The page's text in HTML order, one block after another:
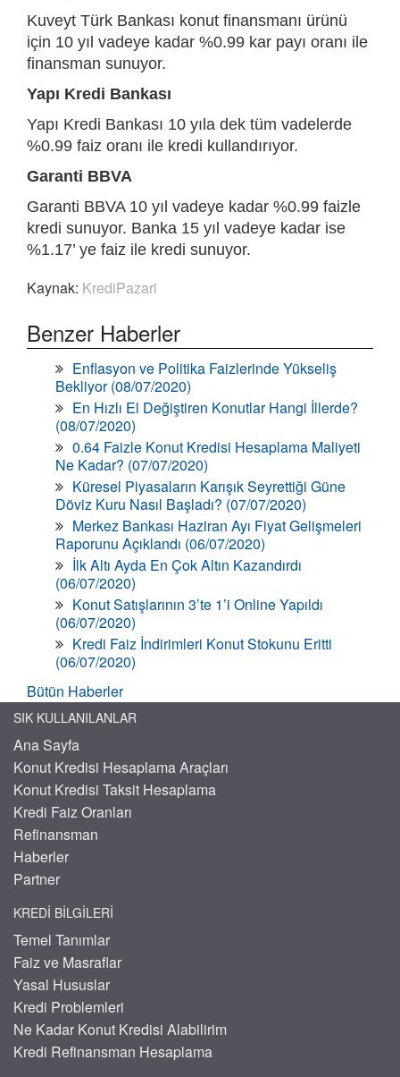
Kuveyt Türk Bankası konut finansmanı ürünü
için 10 yıl vadeye kadar %0.99 kar payı oranı ile
finansman sunuyor.
Yapı Kredi Bankası
Yapı Kredi Bankası 10 yıla dek tüm vadelerde
%0.99 faiz oranı ile kredi kullandırıyor.
Garanti BBVA
Garanti BBVA 10 yıl vadeye kadar %0.99 faizle
kredi sunuyor. Banka 15 yıl vadeye kadar ise
%1.17’ ye faiz ile kredi sunuyor.
Kaynak: KrediPazari
Benzer Haberler
Enflasyon ve Politika Faizlerinde Yükseliş
Bekliyor (08/07/2020)
En Hızlı El Değiştiren Konutlar Hangi İllerde?
(08/07/2020)
0.64 Faizle Konut Kredisi Hesaplama Maliyeti
Ne Kadar? (07/07/2020)
Küresel Piyasaların Karışık Seyrettiği Güne
Döviz Kuru Nasıl Başladı? (07/07/2020)
Merkez Bankası Haziran Ayı Fiyat Gelişmeleri
Raporunu Açıklandı (06/07/2020)
İlk Altı Ayda En Çok Altın Kazandırdı
(06/07/2020)
Konut Satışlarının 3’te 1’i Online Yapıldı
(06/07/2020)
Kredi Faiz İndirimleri Konut Stokunu Eritti
(06/07/2020)
Bütün Haberler
SIK KULLANILANLAR
Ana Sayfa
Konut Kredisi Hesaplama Araçları
Konut Kredisi Taksit Hesaplama
Kredi Faiz Oranları
Refinansman
Haberler
Partner
KREDI BILGILERI
Temel Tanımlar
Faiz ve Masraflar
Yasal Hususlar
Kredi Problemleri
Ne Kadar Konut Kredisi Alabilirim
Kredi Refinansman Hesaplama